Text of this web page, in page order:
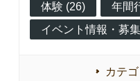
体験 (26)
年間
イベント情報・募
カテ